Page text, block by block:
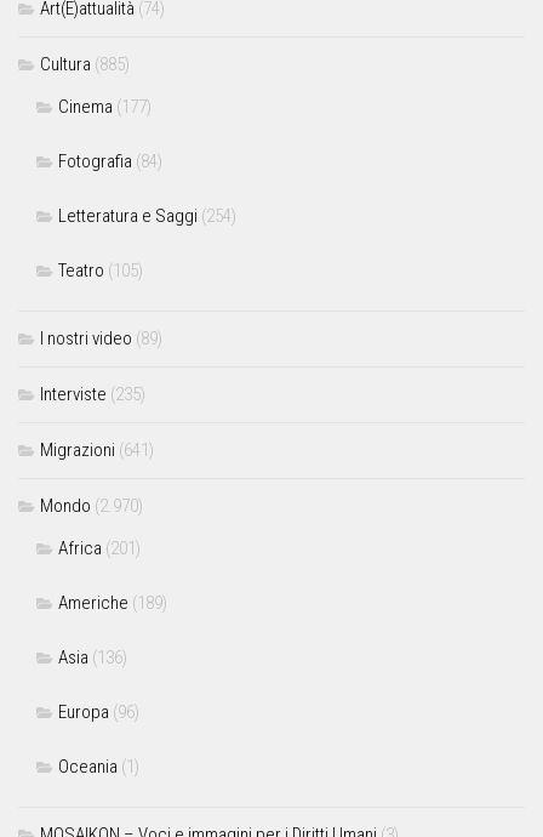
Art(E)attualità (74)
Cultura (885)
Cinema (177)
Fotografia (84)
Letteratura e Saggi (254)
Teatro (105)
I nostri video (89)
Interviste (235)
Migrazioni (641)
Mondo (2.970)
Africa (201)
Americhe (189)
Asia (136)
Europa (96)
Oceania (1)